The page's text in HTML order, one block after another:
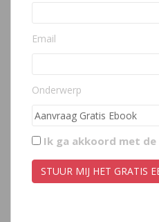
Email
Onderwerp
Ik ga akkoord met de